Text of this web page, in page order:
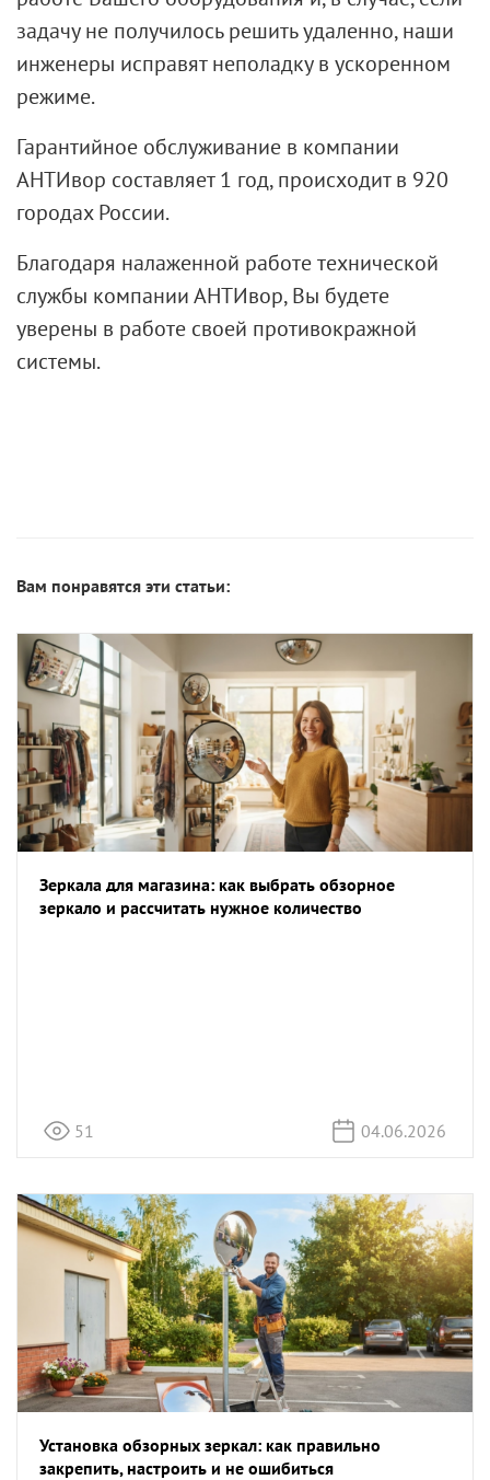
задачу не получилось решить удаленно, наши
инженеры исправят неполадку в ускоренном
режиме.
Гарантийное обслуживание в компании
АНТИвор составляет 1 год, происходит в 920
городах России.
Благодаря налаженной работе технической
службы компании АНТИвор, Вы будете
уверены в работе своей противокражной
системы.
Вам понравятся эти статьи:
Зеркала для магазина: как выбрать обзорное
зеркало и рассчитать нужное количество
51 04.06.2026
Установка обзорных зеркал: как правильно
закрепить, настроить и не ошибиться